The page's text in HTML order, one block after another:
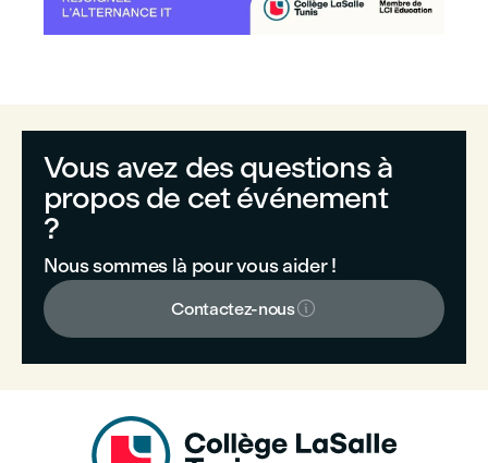
Vous avez des questions à
propos de cet événement
?
Nous sommes là pour vous aider !
Contactez-nous